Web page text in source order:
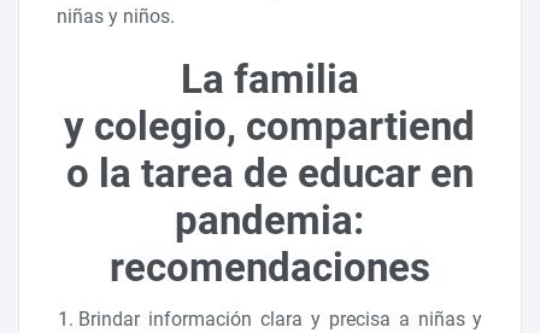
niñas y niños.
La familia
y colegio, compartiend
o la tarea de educar en
pandemia:
recomendaciones
Brindar información clara y precisa a niñas y